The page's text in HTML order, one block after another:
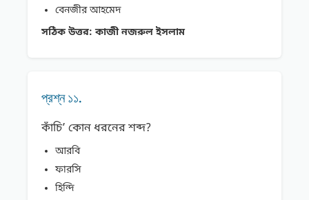
বেনজীর আহমেদ
সঠিক উত্তর: কাজী নজরুল ইসলাম
প্রশ্ন ১১.
কাঁচি’ কোন ধরনের শব্দ?
আরবি
ফারসি
হিন্দি